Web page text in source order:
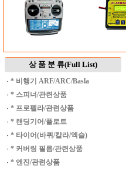
상 품 분 류(Full List)
· * 비행기 ARF/ARC/Basla
· * 스피너/관련상품
· * 프로펠라/관련상품
· * 랜딩기어/플로트
· * 타이어(바퀴/칼라/엑슬)
· * 커버링 필름/관련상품
· * 엔진/관련상품